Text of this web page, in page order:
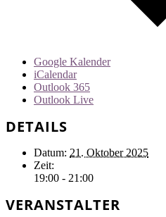
Google Kalender
iCalendar
Outlook 365
Outlook Live
DETAILS
Datum: 21. Oktober 2025
Zeit:
19:00 - 21:00
VERANSTALTER